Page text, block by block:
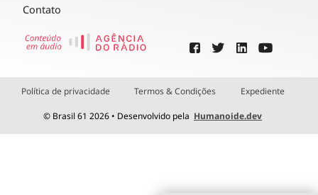
Contato
Política de privacidade Termos & Condições Expediente
© Brasil 61 2026 • Desenvolvido pela Humanoide.dev